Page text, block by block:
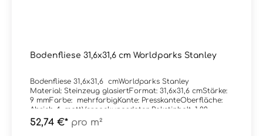
Bodenfliese 31,6x31,6 cm Worldparks Stanley
Bodenfliese 31,6x31,6 cmWorldparks Stanley
Material: Steinzeug glasiertFormat: 31,6x31,6 cmStärke:
9 mmFarbe: mehrfarbigKante: PresskanteOberfläche:
Abrieb 4, mattVerpackungsdaten:Paketinhalt: 1,00
m²Paletteninhalt: 56,00 m²
52,74 €* pro m²